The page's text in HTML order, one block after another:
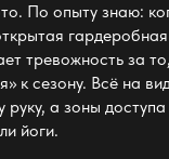
По опыту знаю:
тревожность за
к сезону. Всё на
а зоны
йоги.